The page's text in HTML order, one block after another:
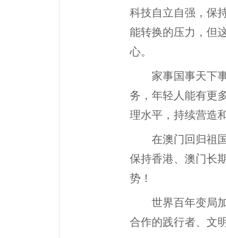
科技自立自强，保
能转换的压力，但
心。
家事国事天下
务，年轻人能有更
理水平，持续营造
在澳门回归祖
保持香港、澳门长
势！
世界百年变局
合作的践行者、文